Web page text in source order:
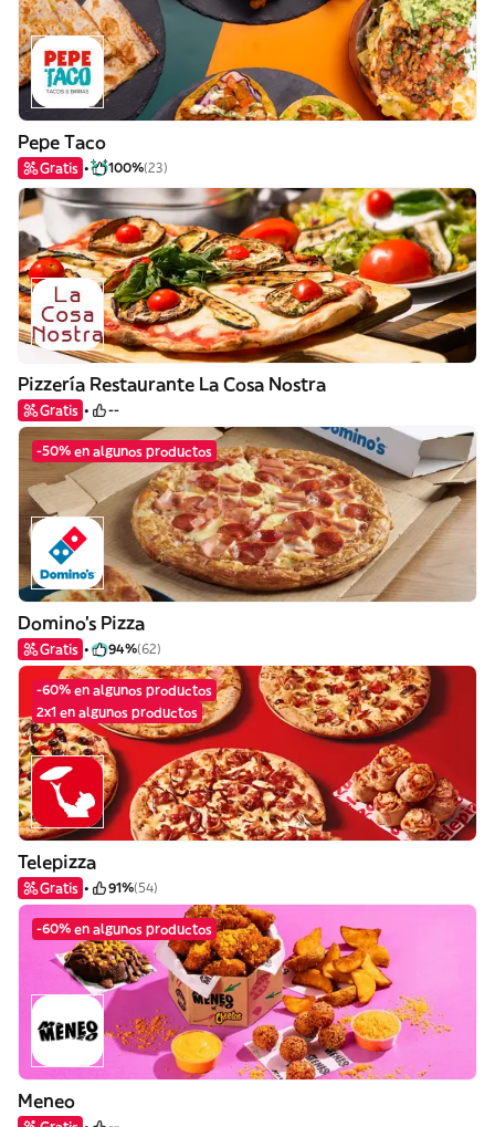
Pepe Taco
Gratis 100%(23)
Pizzería Restaurante La Cosa Nostra
Gratis --
-50% en algunos productos
Domino's Pizza
Gratis 94%(62)
-60% en algunos productos
2x1 en algunos productos
Telepizza
Gratis 91%(54)
-60% en algunos productos
Meneo